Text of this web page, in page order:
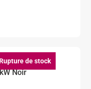
de stock
Noir